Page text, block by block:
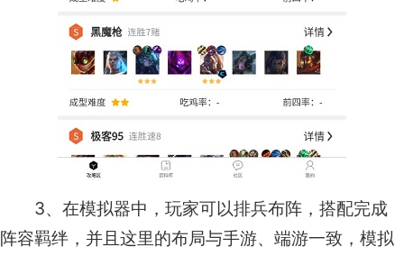
3、在模拟器中，玩家可以排兵布阵，搭配完成
阵容羁绊，并且这里的布局与手游、端游一致，模拟